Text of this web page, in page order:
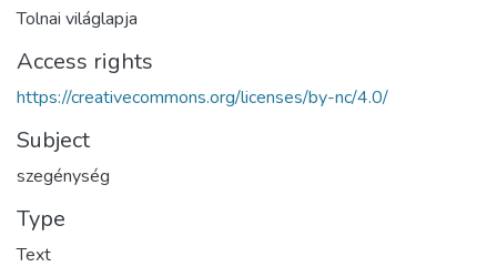
Tolnai világlapja
Access rights
https://creativecommons.org/licenses/by-nc/4.0/
Subject
szegénység
Type
Text